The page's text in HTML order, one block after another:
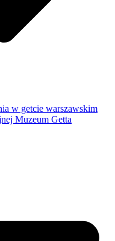
w getcie warszawskim
Muzeum Getta